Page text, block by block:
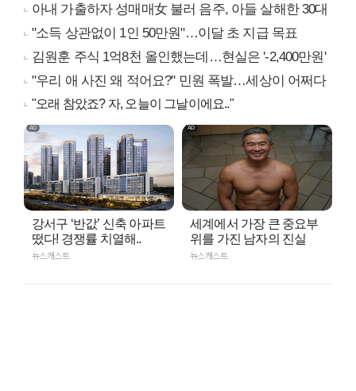
아내 가출하자 성매매女 불러 음주, 아들 살해한 30대
"소득 상관없이 1인 50만원"…이달 초 지급 목표
김원훈 주식 1억8천 올인했는데…현실은 '-2,400만원'
"우리 애 사진 왜 적어요?" 민원 폭발…세상이 어쩌다
"오래 참았죠? 자, 오늘이 그날이에요.."
강서구 ‘반값’ 신축 아파트
떴다! 경쟁률 치열해..
뉴스캐스트
세계에서 가장 큰 중요부
위를 가진 남자의 진실
뉴스캐스트